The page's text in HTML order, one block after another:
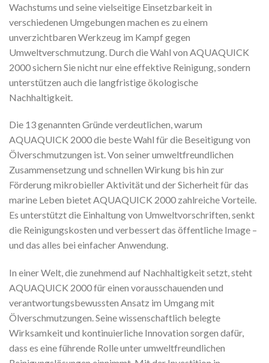
Wachstums und seine vielseitige Einsetzbarkeit in
verschiedenen Umgebungen machen es zu einem
unverzichtbaren Werkzeug im Kampf gegen
Umweltverschmutzung. Durch die Wahl von AQUAQUICK
2000 sichern Sie nicht nur eine effektive Reinigung, sondern
unterstützen auch die langfristige ökologische
Nachhaltigkeit.
Die 13 genannten Gründe verdeutlichen, warum
AQUAQUICK 2000 die beste Wahl für die Beseitigung von
Ölverschmutzungen ist. Von seiner umweltfreundlichen
Zusammensetzung und schnellen Wirkung bis hin zur
Förderung mikrobieller Aktivität und der Sicherheit für das
marine Leben bietet AQUAQUICK 2000 zahlreiche Vorteile.
Es unterstützt die Einhaltung von Umweltvorschriften, senkt
die Reinigungskosten und verbessert das öffentliche Image –
und das alles bei einfacher Anwendung.
In einer Welt, die zunehmend auf Nachhaltigkeit setzt, steht
AQUAQUICK 2000 für einen vorausschauenden und
verantwortungsbewussten Ansatz im Umgang mit
Ölverschmutzungen. Seine wissenschaftlich belegte
Wirksamkeit und kontinuierliche Innovation sorgen dafür,
dass es eine führende Rolle unter umweltfreundlichen